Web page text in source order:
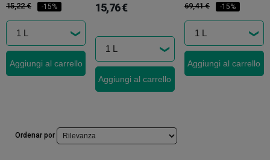
15,22 € -15%
Aggiungi al carrello
15,76 €
Aggiungi al carrello
69,41 € -15%
Aggiungi al carrello
Ordenar por